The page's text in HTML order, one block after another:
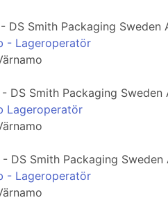
DS Smith Packaging Sweden
- Lageroperatör
DS Smith Packaging Sweden
Lageroperatör
DS Smith Packaging Sweden
- Lageroperatör